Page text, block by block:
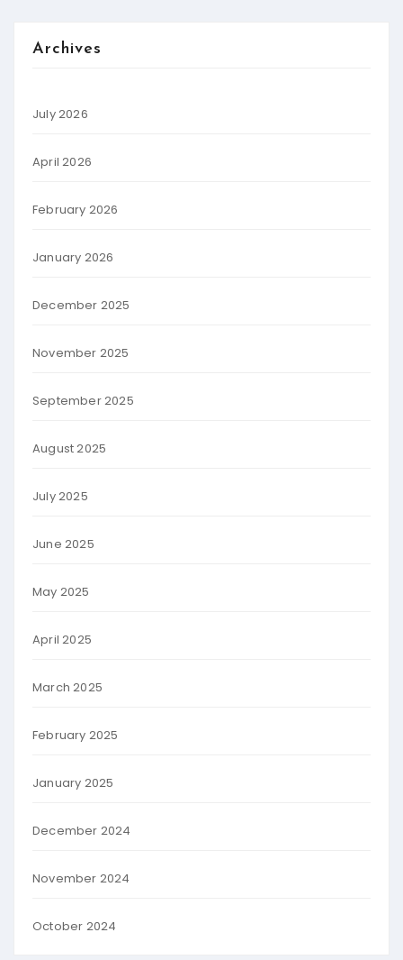
Archives
July 2026
April 2026
February 2026
January 2026
December 2025
November 2025
September 2025
August 2025
July 2025
June 2025
May 2025
April 2025
March 2025
February 2025
January 2025
December 2024
November 2024
October 2024